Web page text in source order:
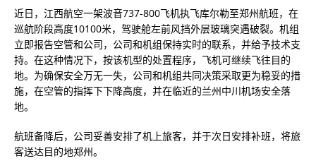
近日，江西航空一架波音737-800飞机执飞库尔勒至郑州航班，在
巡航阶段高度10100米，驾驶舱左前风挡外层玻璃突遇破裂。机组
立即报告空管和公司，公司和机组保持实时的联系，并给予技术支
持。在这种情况下，按该机型的处置程序，飞机可继续飞往目的
地。为确保安全万无一失，公司和机组共同决策采取更为稳妥的措
施，在空管的指挥下下降高度，并在临近的兰州中川机场安全落
地。
航班备降后，公司妥善安排了机上旅客，并于次日安排补班，将旅
客送达目的地郑州。